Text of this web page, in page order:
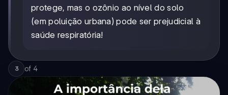
protege, mas o ozônio ao nível do solo
(em poluição urbana) pode ser prejudicial à
saúde respiratória!
3 of 4